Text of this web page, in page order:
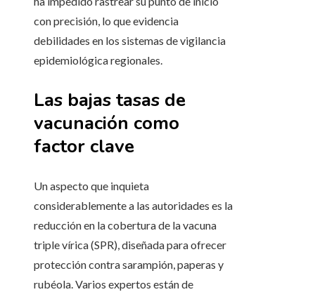
con precisión, lo que evidencia
debilidades en los sistemas de vigilancia
epidemiológica regionales.
Las bajas tasas de
vacunación como
factor clave
Un aspecto que inquieta
considerablemente a las autoridades es la
reducción en la cobertura de la vacuna
triple vírica (SPR), diseñada para ofrecer
protección contra sarampión, paperas y
rubéola. Varios expertos están de